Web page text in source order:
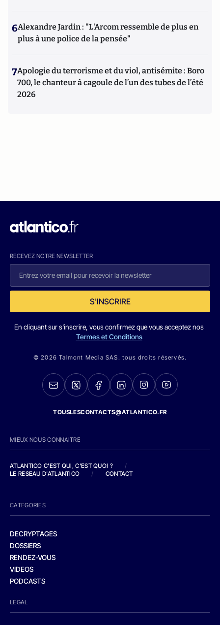
6Alexandre Jardin : "L'Arcom ressemble de plus en
plus à une police de la pensée"
7Apologie du terrorisme et du viol, antisémite : Boro
700, le chanteur à cagoule de l’un des tubes de l’été
2026
RECEVEZ NOTRE NEWSLETTER
S'INSCRIRE
En cliquant sur s'inscrire, vous confirmez que vous acceptez nos
Termes et Conditions
© 2026 Talmont Media SAS. tous droits réservés.
TOUSLESCONTACTS@ATLANTICO.FR
MIEUX NOUS CONNAITRE
ATLANTICO C'EST QUI, C'EST QUOI ?
/
LE RESEAU D'ATLANTICO
/ CONTACT
CATEGORIES
DECRYPTAGES
DOSSIERS
RENDEZ-VOUS
VIDEOS
PODCASTS
LEGAL